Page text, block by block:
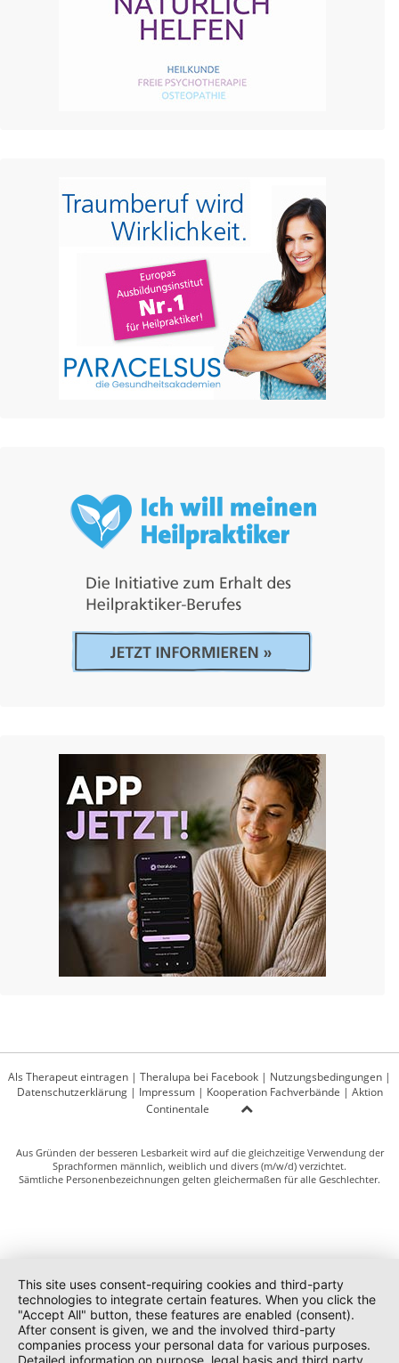
Als Therapeut eintragen | Theralupa bei Facebook | Nutzungsbedingungen |
Datenschutzerklärung| Impressum| Kooperation Fachverbände | Aktion
Continentale
Aus Gründen der besseren Lesbarkeit wird auf die gleichzeitige Verwendung der
Sprachformen männlich, weiblich und divers (m/w/d) verzichtet.
Sämtliche Personenbezeichnungen gelten gleichermaßen für alle Geschlechter.
This site uses consent-requiring cookies and third-party
technologies to integrate certain features. When you click the
"Accept All" button, these features are enabled (consent).
After consent is given, we and the involved third-party
companies process your personal data for various purposes.
Detailed information on purpose, legal basis and third party